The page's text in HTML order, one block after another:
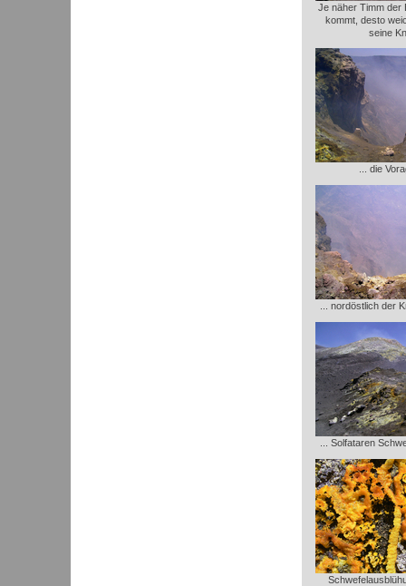
Je näher Timm der
kommt, desto
seine
... die
... nordöstlich der
... Solfataren